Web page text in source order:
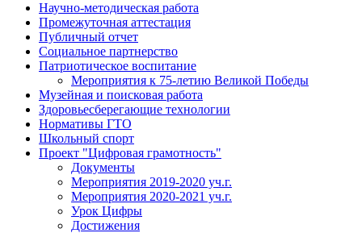
Научно-методическая работа
Промежуточная аттестация
Публичный отчет
Социальное партнерство
Патриотическое воспитание
Мероприятия к 75-летию Великой Победы
Музейная и поисковая работа
Здоровьесберегающие технологии
Нормативы ГТО
Школьный спорт
Проект "Цифровая грамотность"
Документы
Мероприятия 2019-2020 уч.г.
Мероприятия 2020-2021 уч.г.
Урок Цифры
Достижения